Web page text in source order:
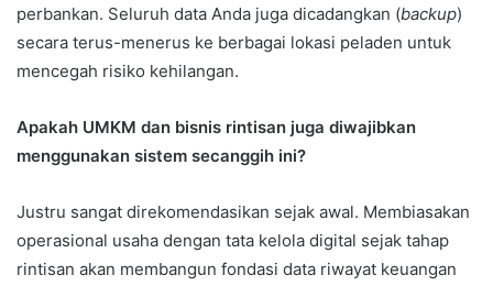
perbankan. Seluruh data Anda juga dicadangkan (backup)
secara terus-menerus ke berbagai lokasi peladen untuk
mencegah risiko kehilangan.
Apakah UMKM dan bisnis rintisan juga diwajibkan
menggunakan sistem secanggih ini?
Justru sangat direkomendasikan sejak awal. Membiasakan
operasional usaha dengan tata kelola digital sejak tahap
rintisan akan membangun fondasi data riwayat keuangan